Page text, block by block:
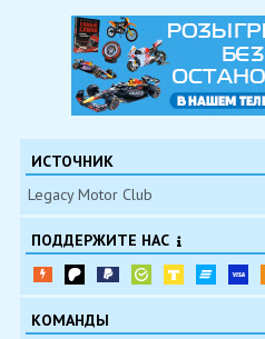
ИСТОЧНИК
Legacy Motor Club
ПОДДЕРЖИТЕ НАС
КОМАНДЫ